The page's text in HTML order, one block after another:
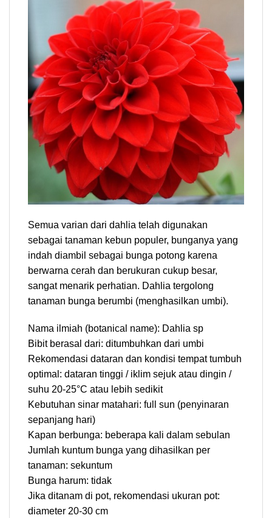
Semua varian dari dahlia telah digunakan
sebagai tanaman kebun populer, bunganya yang
indah diambil sebagai bunga potong karena
berwarna cerah dan berukuran cukup besar,
sangat menarik perhatian. Dahlia tergolong
tanaman bunga berumbi (menghasilkan umbi).
Nama ilmiah (botanical name): Dahlia sp
Bibit berasal dari: ditumbuhkan dari umbi
Rekomendasi dataran dan kondisi tempat tumbuh
optimal: dataran tinggi / iklim sejuk atau dingin /
suhu 20-25°C atau lebih sedikit
Kebutuhan sinar matahari: full sun (penyinaran
sepanjang hari)
Kapan berbunga: beberapa kali dalam sebulan
Jumlah kuntum bunga yang dihasilkan per
tanaman: sekuntum
Bunga harum: tidak
Jika ditanam di pot, rekomendasi ukuran pot:
diameter 20-30 cm